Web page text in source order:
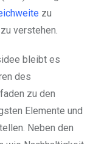
zu
verstehen.
bleibt es
des
zu den
Elemente und
Neben den